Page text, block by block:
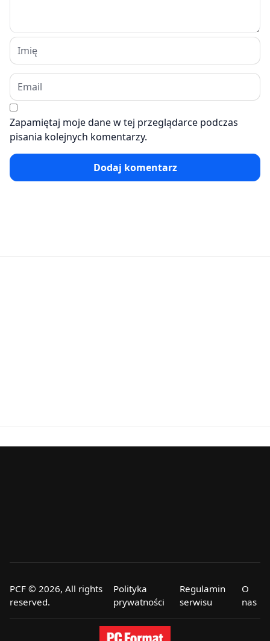
Zapamiętaj moje dane w tej przeglądarce podczas
pisania kolejnych komentarzy.
Dodaj komentarz
PCF © 2026, All rights
reserved.
Polityka
prywatności
Regulamin
serwisu
O
nas